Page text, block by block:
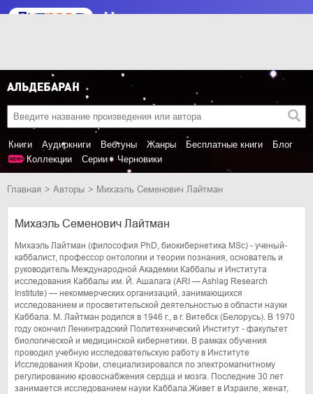
Книги Аудиокниги Вебтуны Жанры Бесплатные книги
Блог
Коллекции
Серии Черновики
Главная Авторы Михаэль Семенович Лайтман
Михаэль Семенович Лайтман
Михаэль Лайтман (философия PhD, биокибернетика MSc) - ученый-
каббалист, профессор онтологии и теории познания, основатель и
руководитель Международной Академии Каббалы и Института
исследования Каббалы им. Й. Ашалага (ARI — Ashlag Research
Institute) — некоммерческих организаций, занимающихся
исследованием и просветительской деятельностью в области науки
Каббала. М. Лайтман родился в 1946 г., в г. Витебск (Белорусь). В 1970
году окончил Ленинградский Политехнический Институт - факультет
биологической и медицинской кибернетики. В рамках обучения
проводил учебную исследовательскую работу в Институте
Исследования Крови, специализировался по электромагнитному
регулированию кровоснабжения сердца и мозга. Последние 30 лет
занимается исследованием науки Каббала.Живет в Израиле, женат,